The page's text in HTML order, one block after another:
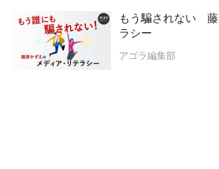
もう騙されない 藤
ラシー
アゴラ編集部